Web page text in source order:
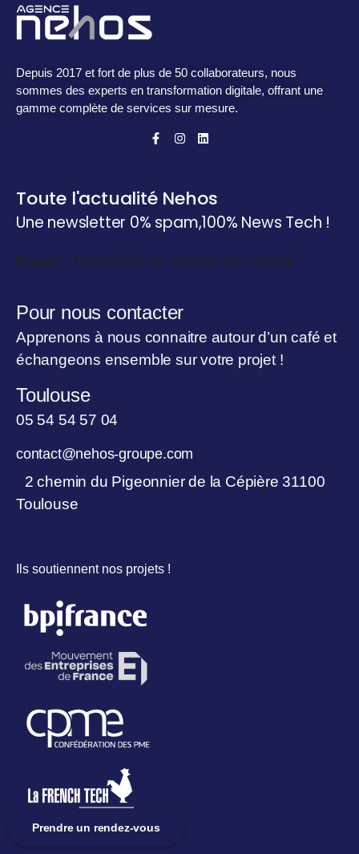
Depuis 2017 et fort de plus de 50 collaborateurs, nous
sommes des experts en transformation digitale, offrant une
gamme complète de services sur mesure.
Toute l'actualité Nehos
Une newsletter 0% spam,100% News Tech !
Erreur : Formulaire de contact non trouvé !
Pour nous contacter
Apprenons à nous connaitre autour d’un café et
échangeons ensemble sur votre projet !
Toulouse
05 54 54 57 04
contact@nehos-groupe.com
2 chemin du Pigeonnier de la Cépière 31100
Toulouse
Ils soutiennent nos projets !
Prendre un rendez-vous